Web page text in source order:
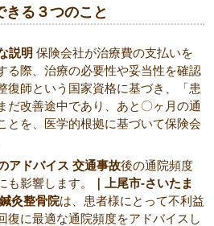
きる３つのこと
説明 保険会社が治療費の支払いを
る際、治療の必要性や妥当性を確認
復師という国家資格に基づき、「患
だ改善途中であり、あと〇ヶ月の通
とを、医学的根拠に基づいて保険会
アドバイス 交通事故後の通院頻度
影響します。
｜上尾市-さいたま
灸整骨院は、患者様にとって不利益
復に最適な通院頻度をアドバイスし